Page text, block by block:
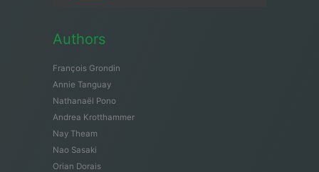
Authors
François Grondin
Annie Tanguay
Nathanaël Pono
Andrea Krotthammer
Nay Theam
Nao Sasaki
Orian Dorais